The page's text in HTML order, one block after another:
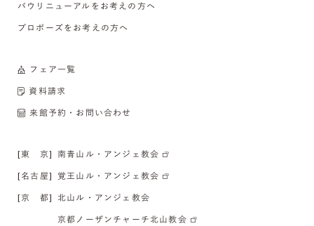
バウリニューアルをお考えの方へ
プロポーズをお考えの方へ
フェア一覧
資料請求
来館予約・お問い合わせ
[東 京] 南青山ル・アンジェ教会
[名古屋] 覚王山ル・アンジェ教会
[京 都] 北山ル・アンジェ教会
京都ノーザンチャーチ北山教会